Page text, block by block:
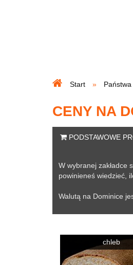
Start Państwa
CENY NA
PODSTAWOWE
W wybranej zakładce
powinieneś wiedzieć,
Walutą na Dominice
chleb